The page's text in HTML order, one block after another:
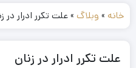
خانه » وبلاگ »علت تکرر ادرار در
علت تکرر ادرار در زنان